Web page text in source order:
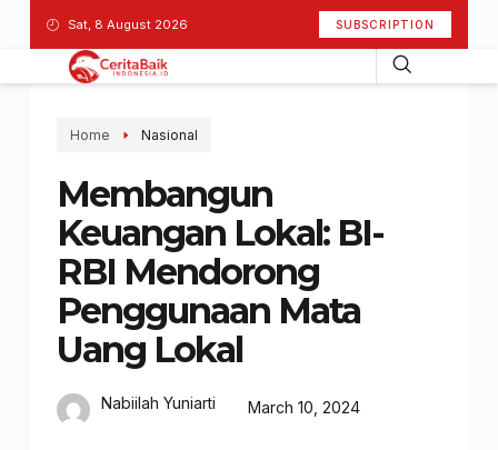
Sat, 8 August 2026 SUBSCRIPTION
Home Nasional
Membangun
Keuangan Lokal: BI-
RBI Mendorong
Penggunaan Mata
Uang Lokal
Nabiilah Yuniarti March 10, 2024